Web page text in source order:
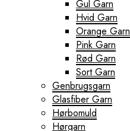
Gul Garn
Hvid Garn
Orange Garn
Pink Garn
Rød Garn
Sort Garn
Genbrugsgarn
Glasfiber Garn
Hørbomuld
Hørgarn